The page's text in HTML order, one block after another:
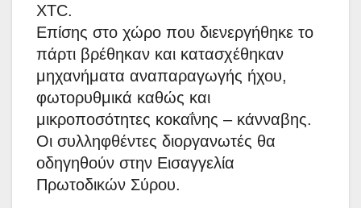
XTC.
Επίσης στο χώρο που διενεργήθηκε το
πάρτι βρέθηκαν και κατασχέθηκαν
μηχανήματα αναπαραγωγής ήχου,
φωτορυθμικά καθώς και
μικροποσότητες κοκαΐνης – κάνναβης.
Οι συλληφθέντες διοργανωτές θα
οδηγηθούν στην Εισαγγελία
Πρωτοδικών Σύρου.